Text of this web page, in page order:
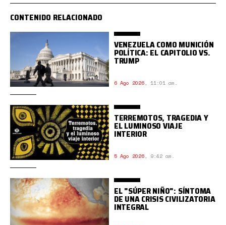
CONTENIDO RELACIONADO
VENEZUELA COMO MUNICIÓN
POLÍTICA: EL CAPITOLIO VS.
TRUMP
6 Ago 2026, 11:01 am.
TERREMOTOS, TRAGEDIA Y
EL LUMINOSO VIAJE
INTERIOR
5 Ago 2026, 9:42 am.
EL "SÚPER NIÑO": SÍNTOMA
DE UNA CRISIS CIVILIZATORIA
INTEGRAL